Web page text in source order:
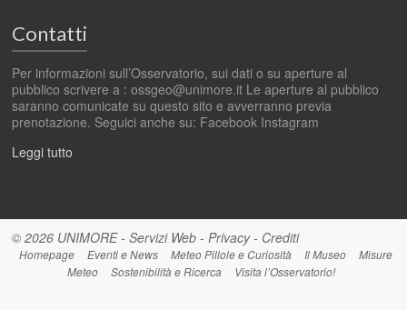
Contatti
Per informazioni sull’Osservatorio, sui dati o su aperture al
pubblico scrivere a : ossgeo@unimore.it Le aperture al pubblico
saranno comunicate su questo sito e avverranno previa
prenotazione. Seguici anche su: Facebook Instagram
Leggi tutto
© 2026 UNIMORE-Servizi Web - Privacy- Crediti
Homepage Eventi e News Meteo Pillole e Curiosità Il Museo
Misure
Meteo
Sostenibilità e Ricerca Visita l’Osservatorio!